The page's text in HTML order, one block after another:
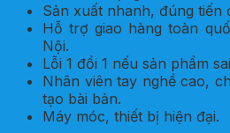
Sản xuất nhanh, đúng tiến
Hỗ trợ giao hàng toàn
Nội.
Lỗi 1 đổi 1 nếu sản phẩm
Nhân viên tay nghề cao,
tạo bài bản.
Máy móc, thiết bị hiện đại.